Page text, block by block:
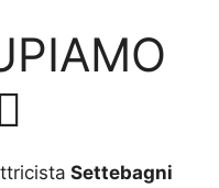
Settebagni